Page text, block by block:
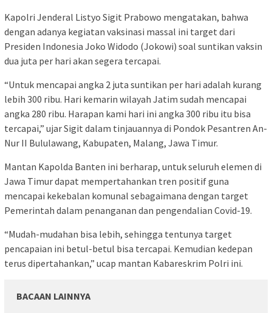
Kapolri Jenderal Listyo Sigit Prabowo mengatakan, bahwa
dengan adanya kegiatan vaksinasi massal ini target dari
Presiden Indonesia Joko Widodo (Jokowi) soal suntikan vaksin
dua juta per hari akan segera tercapai.
“Untuk mencapai angka 2 juta suntikan per hari adalah kurang
lebih 300 ribu. Hari kemarin wilayah Jatim sudah mencapai
angka 280 ribu. Harapan kami hari ini angka 300 ribu itu bisa
tercapai,” ujar Sigit dalam tinjauannya di Pondok Pesantren An-
Nur II Bululawang, Kabupaten, Malang, Jawa Timur.
Mantan Kapolda Banten ini berharap, untuk seluruh elemen di
Jawa Timur dapat mempertahankan tren positif guna
mencapai kekebalan komunal sebagaimana dengan target
Pemerintah dalam penanganan dan pengendalian Covid-19.
“Mudah-mudahan bisa lebih, sehingga tentunya target
pencapaian ini betul-betul bisa tercapai. Kemudian kedepan
terus dipertahankan,” ucap mantan Kabareskrim Polri ini.
BACAAN LAINNYA